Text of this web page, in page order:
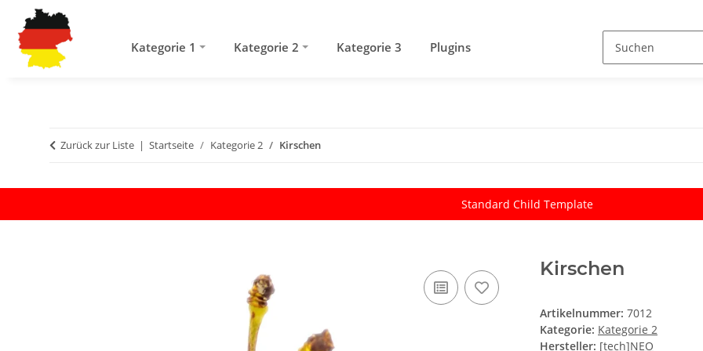
Kategorie 1 Kategorie 2 Kategorie 3 Plugins
Zurück zur Liste Startseite Kategorie 2 Kirschen
Standard Child Template
Kirschen
Artikelnummer: 7012
Kategorie: Kategorie 2
Hersteller: [tech]NEO